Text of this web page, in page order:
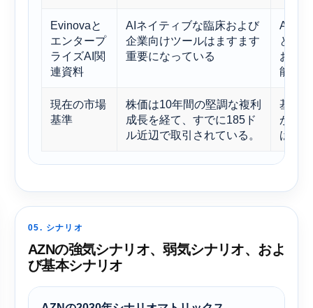
Evinovaと
エンタープ
ライズAI関
連資料
AIネイティブな臨床および
企業向けツールはますます
重要になっている
AIの
とも
およ
能性
現在の市場
基準
株価は10年間の堅調な複利
成長を経て、すでに185ド
ル近辺で取引されている。
基本
が、
はな
05. シナリオ
AZNの強気シナリオ、弱気シナリオ、およ
び基本シナリオ